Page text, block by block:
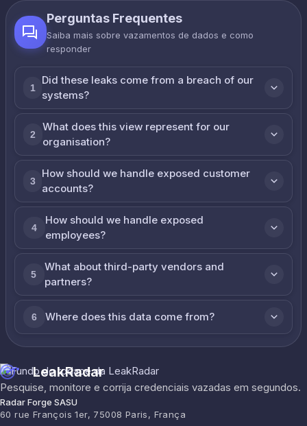
Perguntas Frequentes
Saiba mais sobre vazamentos de dados e como
responder
1
Did these leaks come from a breach of our
systems?
2
What does this view represent for our
organisation?
3
How should we handle exposed customer
accounts?
4
How should we handle exposed
employees?
5
What about third-party vendors and
partners?
6 Where does this data come from?
LeakRadar
Pesquise, monitore e corrija credenciais vazadas em segundos.
Radar Forge SASU
60 rue François 1er, 75008 Paris, França